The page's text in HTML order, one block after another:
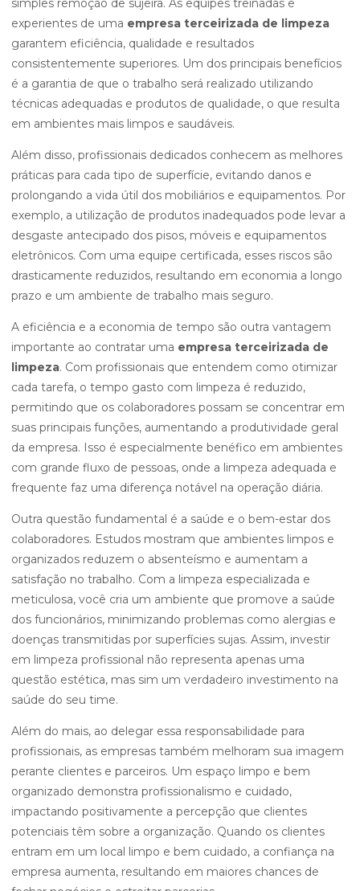
simples remoção de sujeira. As equipes treinadas e
experientes de uma empresa terceirizada de limpeza
garantem eficiência, qualidade e resultados
consistentemente superiores. Um dos principais benefícios
é a garantia de que o trabalho será realizado utilizando
técnicas adequadas e produtos de qualidade, o que resulta
em ambientes mais limpos e saudáveis.
Além disso, profissionais dedicados conhecem as melhores
práticas para cada tipo de superfície, evitando danos e
prolongando a vida útil dos mobiliários e equipamentos. Por
exemplo, a utilização de produtos inadequados pode levar a
desgaste antecipado dos pisos, móveis e equipamentos
eletrônicos. Com uma equipe certificada, esses riscos são
drasticamente reduzidos, resultando em economia a longo
prazo e um ambiente de trabalho mais seguro.
A eficiência e a economia de tempo são outra vantagem
importante ao contratar uma empresa terceirizada de
limpeza. Com profissionais que entendem como otimizar
cada tarefa, o tempo gasto com limpeza é reduzido,
permitindo que os colaboradores possam se concentrar em
suas principais funções, aumentando a produtividade geral
da empresa. Isso é especialmente benéfico em ambientes
com grande fluxo de pessoas, onde a limpeza adequada e
frequente faz uma diferença notável na operação diária.
Outra questão fundamental é a saúde e o bem-estar dos
colaboradores. Estudos mostram que ambientes limpos e
organizados reduzem o absenteísmo e aumentam a
satisfação no trabalho. Com a limpeza especializada e
meticulosa, você cria um ambiente que promove a saúde
dos funcionários, minimizando problemas como alergias e
doenças transmitidas por superfícies sujas. Assim, investir
em limpeza profissional não representa apenas uma
questão estética, mas sim um verdadeiro investimento na
saúde do seu time.
Além do mais, ao delegar essa responsabilidade para
profissionais, as empresas também melhoram sua imagem
perante clientes e parceiros. Um espaço limpo e bem
organizado demonstra profissionalismo e cuidado,
impactando positivamente a percepção que clientes
potenciais têm sobre a organização. Quando os clientes
entram em um local limpo e bem cuidado, a confiança na
empresa aumenta, resultando em maiores chances de